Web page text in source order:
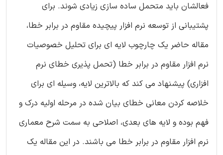
فعالشان باید متحمل ساده سازی زیادی شوند. برای
پشتیبانی از توسعه نرم افزار پیچیده مقاوم در برابر خطا،
مقاله حاضر یک چارچوب لایه ای برای تحلیل خصوصیات
نرم افزار مقاوم در برابر خطا (تحمل پذیری خطای نرم
افزاری) پیشنهاد می کند که بالاترین لایه، وسیله ای برای
خلاصه کردن معانی خطای بیان شده در مرحله اولیه درک و
فهم بوده و لایه های بعدی، اصلاحی به سمت شرح معماری
نرم افزار مقاوم در برابر خطا می باشند. در این مقاله یک